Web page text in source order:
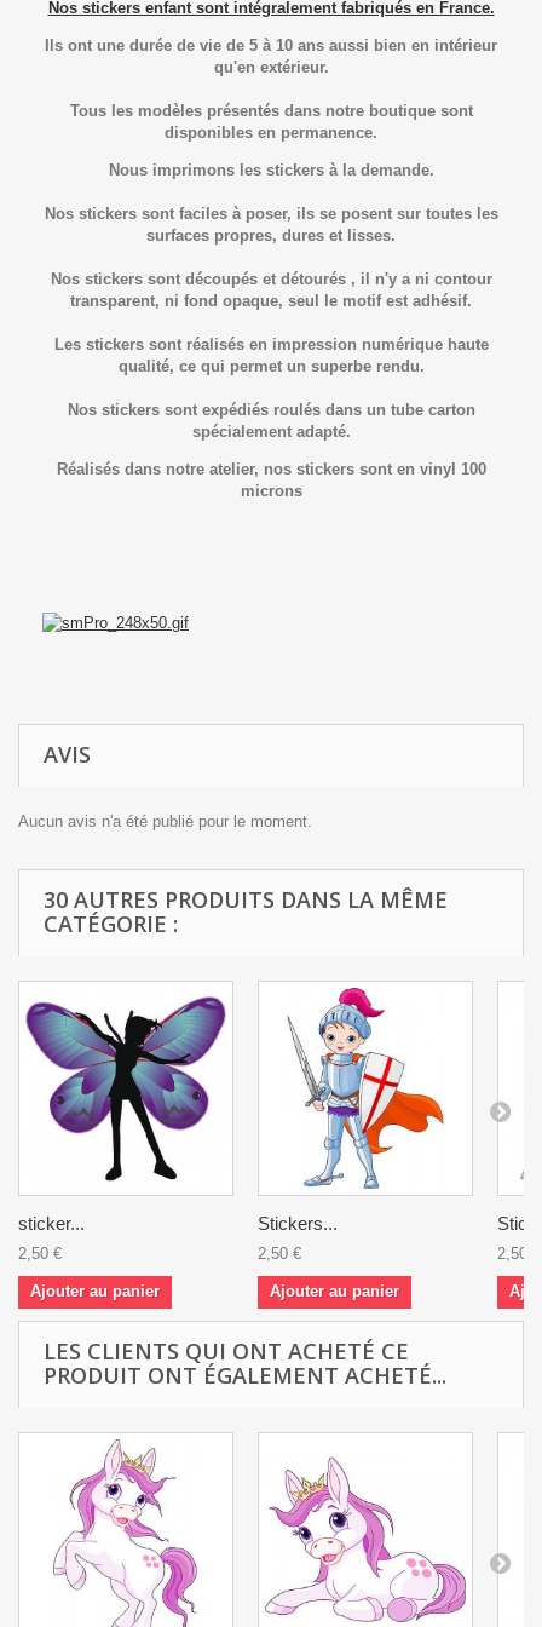
Nos stickers enfant sont intégralement fabriqués en France.
Ils ont une durée de vie de 5 à 10 ans aussi bien en intérieur
qu'en extérieur.
Tous les modèles présentés dans notre boutique sont
disponibles en permanence.
Nous imprimons les stickers à la demande.
Nos stickers sont faciles à poser, ils se posent sur toutes les
surfaces propres, dures et lisses.
Nos stickers sont découpés et détourés , il n'y a ni contour
transparent, ni fond opaque, seul le motif est adhésif.
Les stickers sont réalisés en impression numérique haute
qualité, ce qui permet un superbe rendu.
Nos stickers sont expédiés roulés dans un tube carton
spécialement adapté.
Réalisés dans notre atelier, nos stickers sont en vinyl 100
microns
AVIS
Aucun avis n'a été publié pour le moment.
30 AUTRES PRODUITS DANS LA MÊME
CATÉGORIE :
sticker...
2,50 €
Ajouter au panier
Stickers...
2,50 €
Ajouter au panier
2,50 €
LES CLIENTS QUI ONT ACHETÉ CE
PRODUIT ONT ÉGALEMENT ACHETÉ...